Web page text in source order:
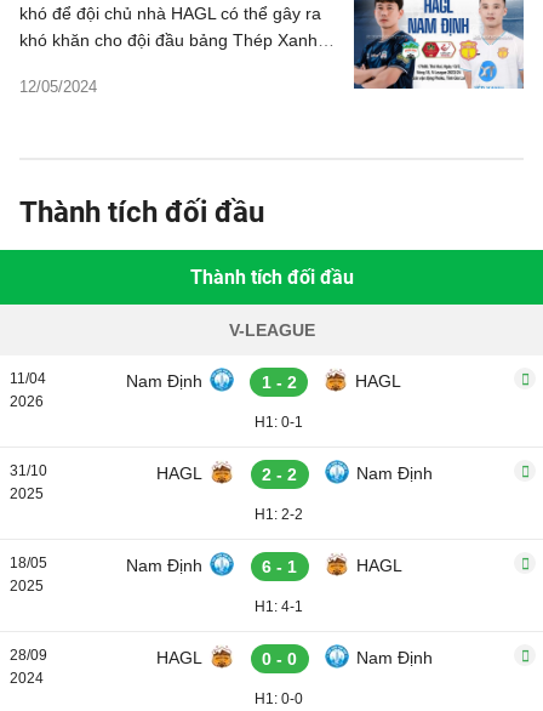
12/05/2024
khó để đội chủ nhà HAGL có thể gây ra
khó khăn cho đội đầu bảng Thép Xanh
2023/2024.
Thành tích đối đầu
Thành tích đối đầu
V-LEAGUE
11/04
2026
Nam Định 1 - 2 HAGL
H1: 0-1
31/10
2025
HAGL 2 - 2 Nam Định
H1: 2-2
18/05
2025
Nam Định 6 - 1 HAGL
H1: 4-1
28/09
2024
HAGL 0 - 0 Nam Định
H1: 0-0